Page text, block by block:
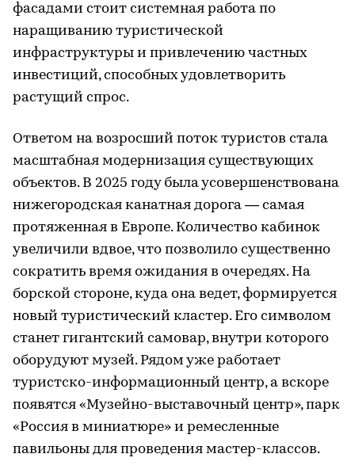
фасадами стоит системная работа по
наращиванию туристической
инфраструктуры и привлечению частных
инвестиций, способных удовлетворить
растущий спрос.
Ответом на возросший поток туристов стала
масштабная модернизация существующих
объектов. В 2025 году была усовершенствована
нижегородская канатная дорога — самая
протяженная в Европе. Количество кабинок
увеличили вдвое, что позволило существенно
сократить время ожидания в очередях. На
борской стороне, куда она ведет, формируется
новый туристический кластер. Его символом
станет гигантский самовар, внутри которого
оборудуют музей. Рядом уже работает
туристско-информационный центр, а вскоре
появятся «Музейно-выставочный центр», парк
«Россия в миниатюре» и ремесленные
павильоны для проведения мастер-классов.